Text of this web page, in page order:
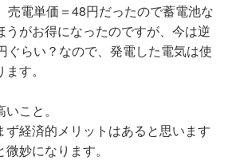
売電単価＝48円だったので蓄電池な
うがお得になったのですが、今は逆
ぐらい？なので、発電した電気は使
す。
こと。
ず経済的メリットはあると思います
妙になります。